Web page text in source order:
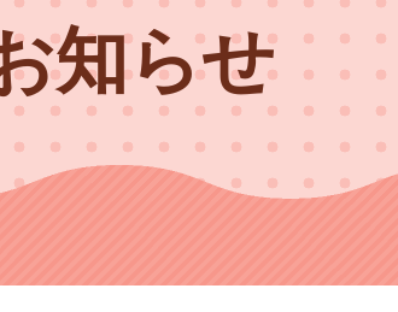
知らせ
パスワードを表示する
ドは半角数字、英小文字、英大文字
すべてを含む6文字以上
ージで
みの方
このホームページで
会員登録がまだの方